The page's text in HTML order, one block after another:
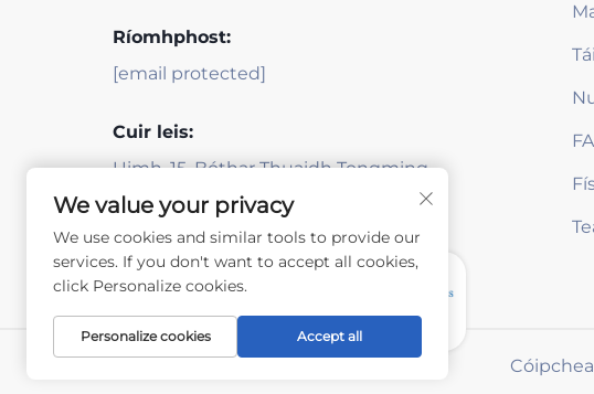
Ríomhphost:
[email protected]
Cuir leis:
Uimh. 15, Bóthar Thuaidh Tongming,
Xiamen, Fujian, an tSín
We value your privacy
We use cookies and similar tools to provide our
services. If you don't want to accept all cookies,
click Personalize cookies.
Personalize cookies Accept all